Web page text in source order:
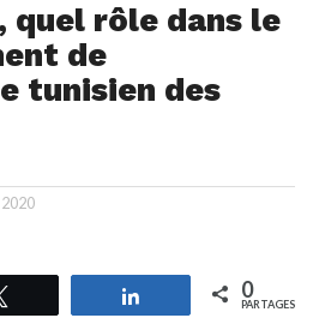
quel rôle dans le
de
tunisien des
Partagez 0
PARTAGES